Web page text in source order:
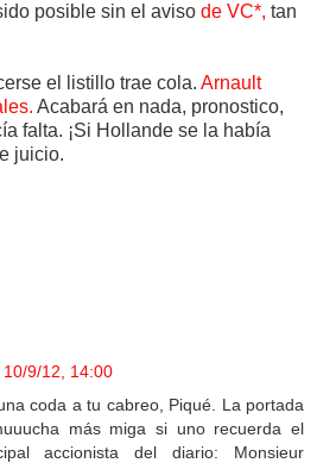
posible sin el aviso de VC*, tan
el listillo trae cola. Arnault
Acabará en nada, pronostico,
falta. ¡Si Hollande se la había
juicio.
10/9/12, 14:00
coda a tu cabreo, Piqué. La portada
más miga si uno recuerda el
accionista del diario: Monsieur